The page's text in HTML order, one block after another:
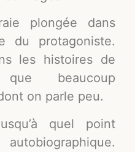
plongée dans
du protagoniste.
les histoires de
beaucoup
on parle peu.
quel point